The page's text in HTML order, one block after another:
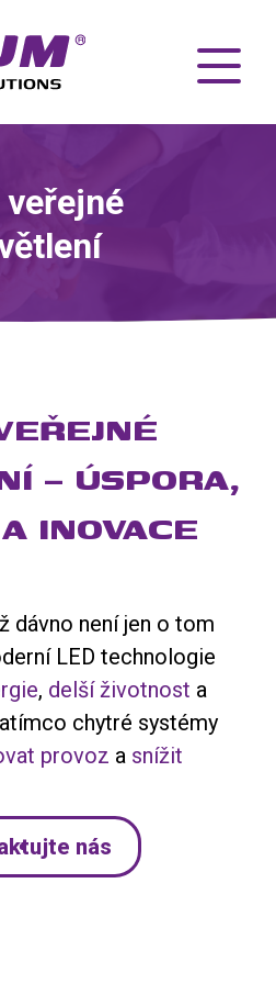
veřejné
– ÚSPORA,
INOVACE
dávno není jen o tom
LED technologie
, delší životnost a
chytré systémy
provoz a snížit
nás